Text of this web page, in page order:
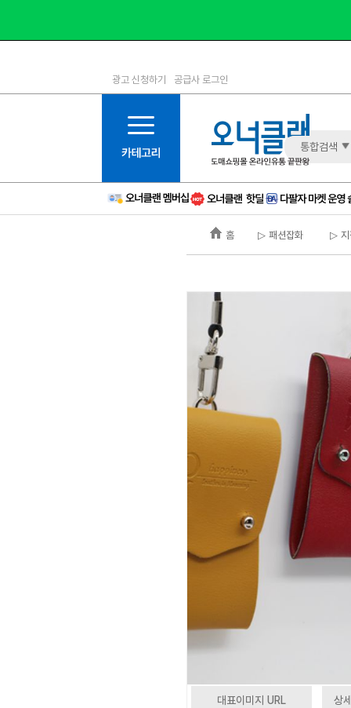
1등급
6등급
11등급
12등급
15등급
16등급
광고 신청하기 공급사 로그인
통합검색
홈 ▷ 패션잡화 ▷ 지
대표이미지 URL 상